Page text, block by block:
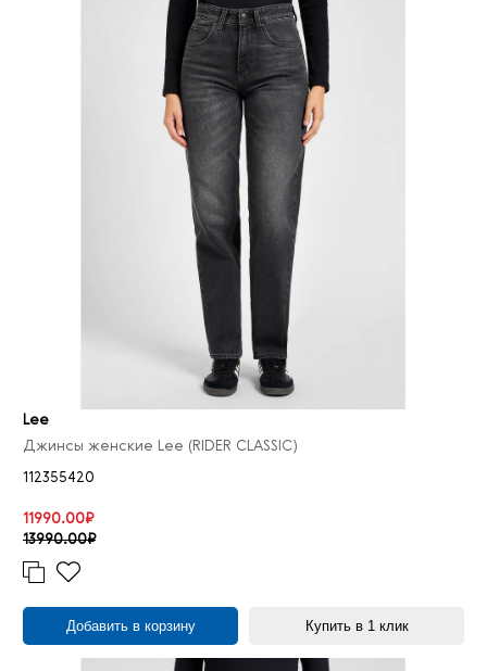
Lee
Джинсы женские Lee (RIDER CLASSIC)
112355420
11990.00₽
13990.00₽
Добавить в корзину Купить в 1 клик